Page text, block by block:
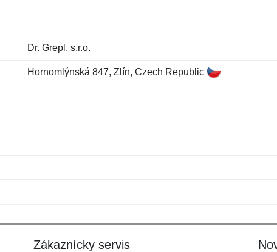
Dr. Grepl, s.r.o.
Hornomlýnská 847, Zlín, Czech Republic
Zákaznícky servis